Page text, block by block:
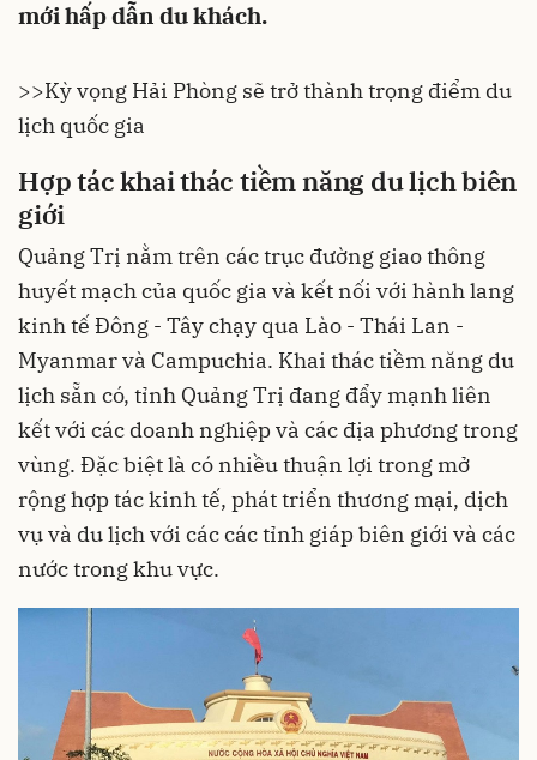
mới hấp dẫn du khách.
>>Kỳ vọng Hải Phòng sẽ trở thành trọng điểm du
lịch quốc gia
Hợp tác khai thác tiềm năng du lịch biên
giới
Quảng Trị nằm trên các trục đường giao thông
huyết mạch của quốc gia và kết nối với hành lang
kinh tế Đông - Tây chạy qua Lào - Thái Lan -
Myanmar và Campuchia. Khai thác tiềm năng du
lịch sẵn có, tỉnh Quảng Trị đang đẩy mạnh liên
kết với các doanh nghiệp và các địa phương trong
vùng. Đặc biệt là có nhiều thuận lợi trong mở
rộng hợp tác kinh tế, phát triển thương mại, dịch
vụ và du lịch với các các tỉnh giáp biên giới và các
nước trong khu vực.